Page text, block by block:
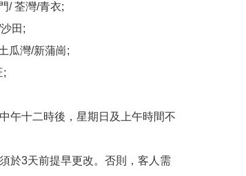
/ 荃灣/青衣;
田;
瓜灣/新蒲崗;
;
午十二時後，星期日及上午時間不
於3天前提早更改。否則，客人需